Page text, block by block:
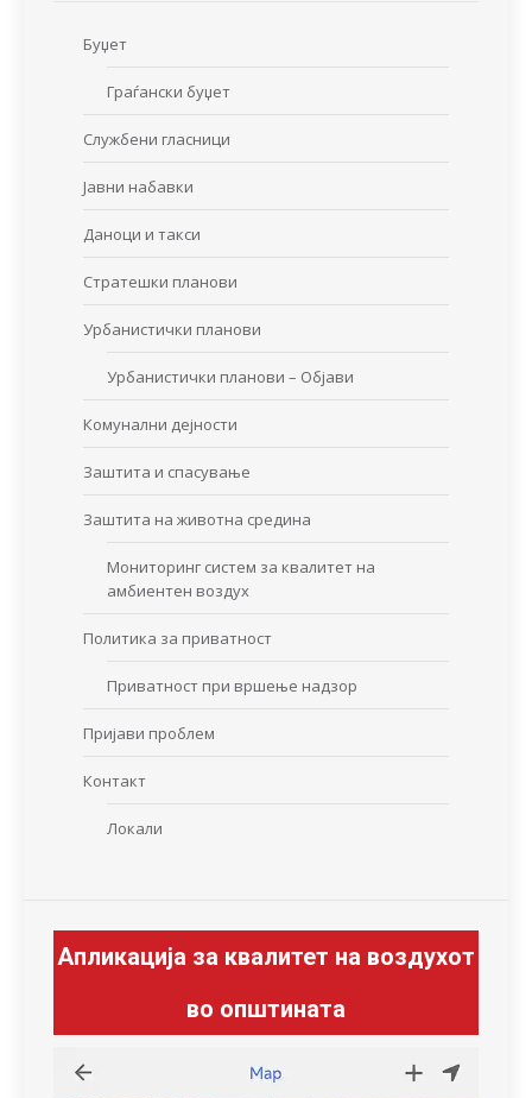
Буџет
Граѓански буџет
Службени гласници
Јавни набавки
Даноци и такси
Стратешки планови
Урбанистички планови
Урбанистички планови – Објави
Комунални дејности
Заштита и спасување
Заштита на животна средина
Мониторинг систем за квалитет на
амбиентен воздух
Политика за приватност
Приватност при вршење надзор
Пријави проблем
Контакт
Локали
Апликација за квалитет на воздухот
во општината